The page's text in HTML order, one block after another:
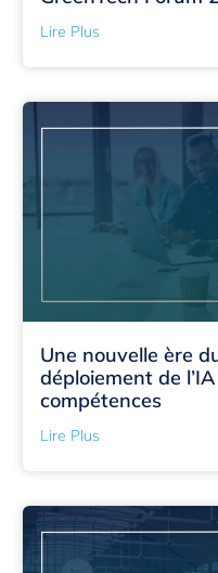
Lire Plus
Une nouvelle ère
déploiement de
compétences
Lire Plus